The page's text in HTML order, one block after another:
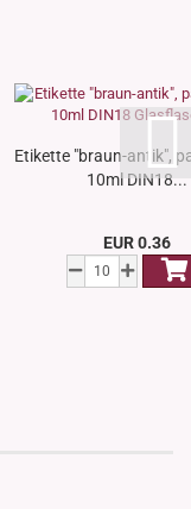
Etikette "braun-antik",
10ml DIN18...
EUR 0.36